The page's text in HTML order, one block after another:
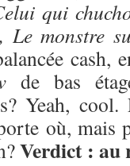
qui
Le monstre
cash,
de bas
Yeah,
où, mais
Verdict : au